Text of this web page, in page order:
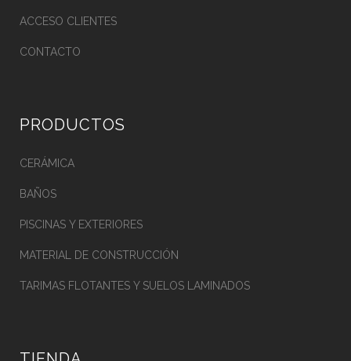
ACCESO CLIENTES
CONTACTO
PRODUCTOS
CERÁMICA
BAÑOS
PISCINAS Y EXTERIORES
MATERIAL DE CONSTRUCCIÓN
TARIMAS FLOTANTES Y SUELOS LAMINADOS